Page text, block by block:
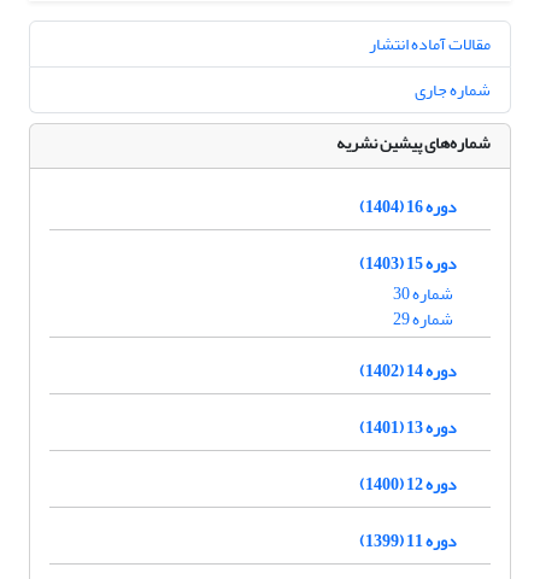
مقالات آماده انتشار
شماره جاری
شماره‌های پیشین نشریه
دوره 16 (1404)
دوره 15 (1403)
شماره 30
شماره 29
دوره 14 (1402)
دوره 13 (1401)
دوره 12 (1400)
دوره 11 (1399)